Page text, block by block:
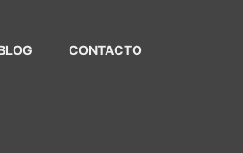
CONTACTO